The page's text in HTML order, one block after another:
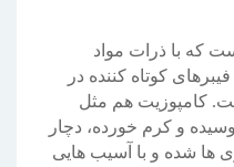
که با ذرات مواد
کوتاه کننده در
کامپوزیت هم مثل
و کرم خورده، دچار
ها شده و با آسیب هایی